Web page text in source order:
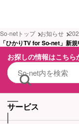
So-netトップ お知らせ
「ひかりTV for So-net」新
お探しの情報はこちら
サービス